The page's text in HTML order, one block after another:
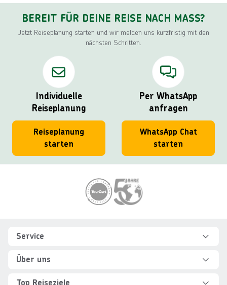
BEREIT FÜR DEINE REISE NACH MASS?
Jetzt Reiseplanung starten und wir melden uns kurzfristig mit den
nächsten Schritten.
Individuelle
Reiseplanung
Reiseplanung
starten
Per WhatsApp
anfragen
WhatsApp Chat
starten
Footer navigation
Service
Hilfe und FAQ
Über uns
Über Explorer
Top Reiseziele